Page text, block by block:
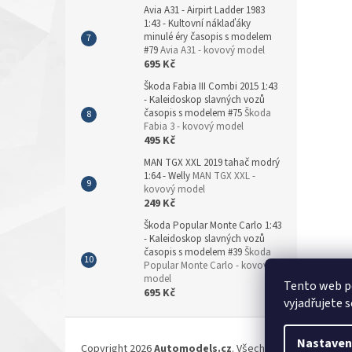
Tento web
vyjadřujete
Avia A31 - Airpirt Ladder 1983
1:43 - Kultovní náklaďáky
minulé éry časopis s modelem
#79Avia A31 - kovový model
695 Kč
Škoda Fabia III Combi 2015 1:43
- Kaleidoskop slavných vozů
časopis s modelem #75Škoda
Fabia 3 - kovový model
495 Kč
MAN TGX XXL 2019 tahač modrý
1:64 - Welly MAN TGX XXL -
kovový model
249 Kč
Škoda Popular Monte Carlo 1:43
- Kaleidoskop slavných vozů
časopis s modelem #39Škoda
Popular Monte Carlo - kovový
model
695 Kč
Copyright 2026Automodels.cz. Všechna práva